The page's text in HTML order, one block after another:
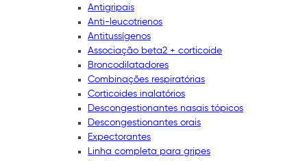
Antigripais
Anti-leucotrienos
Antitussígenos
Associação beta2 + corticoide
Broncodilatadores
Combinações respiratórias
Corticoides inalatórios
Descongestionantes nasais tópicos
Descongestionantes orais
Expectorantes
Linha completa para gripes